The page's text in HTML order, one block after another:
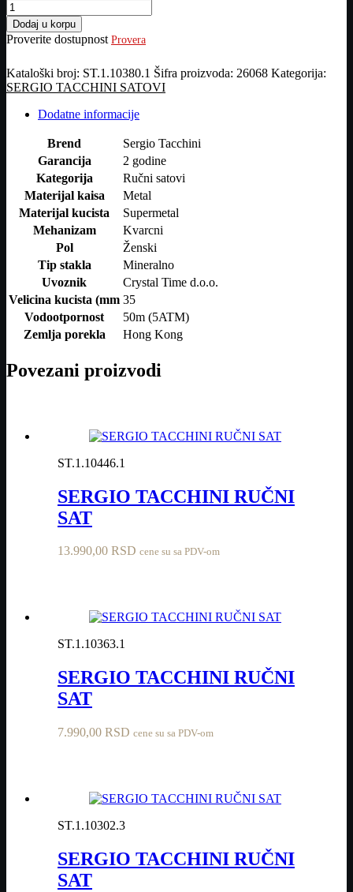
SERGIO
TACCHINI
RUČNI
SAT
Dodaj u korpu
Proverite dostupnost Provera
Kataloški broj: ST.1.10380.1 Šifra proizvoda: 26068 Kategorija:
SERGIO TACCHINI SATOVI
Dodatne informacije
Brend
Sergio Tacchini
Garancija
2 godine
Kategorija
Ručni satovi
Materijal kaisa
Metal
Materijal kucista
Supermetal
Mehanizam
Kvarcni
Pol
Ženski
Tip stakla
Mineralno
Uvoznik
Crystal Time d.o.o.
Velicina kucista (mm 35
Vodootpornost
50m (5ATM)
Zemlja porekla
Hong Kong
Povezani proizvodi
ST.1.10446.1
SERGIO TACCHINI RUČNI
SAT
13.990,00 RSD cene su sa PDV-om
ST.1.10363.1
SERGIO TACCHINI RUČNI
SAT
7.990,00 RSD cene su sa PDV-om
ST.1.10302.3
SERGIO TACCHINI RUČNI
SAT